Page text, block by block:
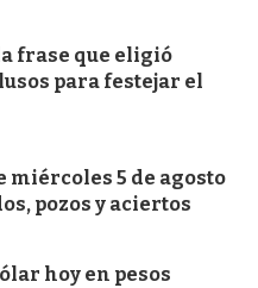
frase que eligió
para festejar el
miércoles 5 de agosto
pozos y aciertos
hoy en pesos